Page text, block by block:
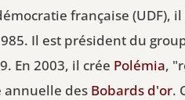
française (UDF),
Il est président du
En 2003, il crée Polémia,
annuelle des Bobards d'or.